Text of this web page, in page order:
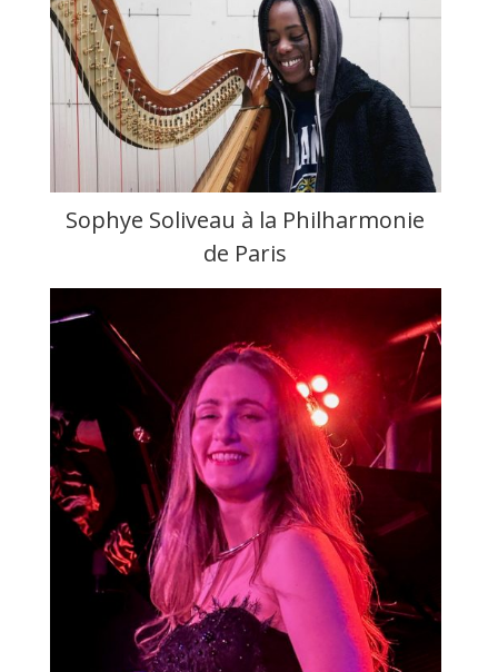
Sophye Soliveau à la Philharmonie
de Paris